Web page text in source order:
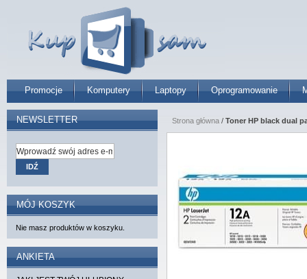
Promocje Komputery Laptopy Oprogramowanie
Strona główna / Toner HP black dual
NEWSLETTER
IDŹ
MÓJ KOSZYK
Nie masz produktów w koszyku.
ANKIETA